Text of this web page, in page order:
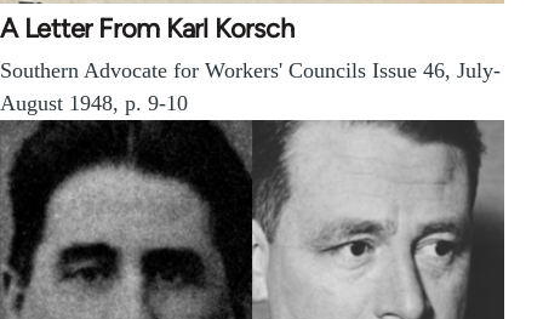
A Letter From Karl Korsch
Southern Advocate for Workers' Councils Issue 46, July-
August 1948, p. 9-10